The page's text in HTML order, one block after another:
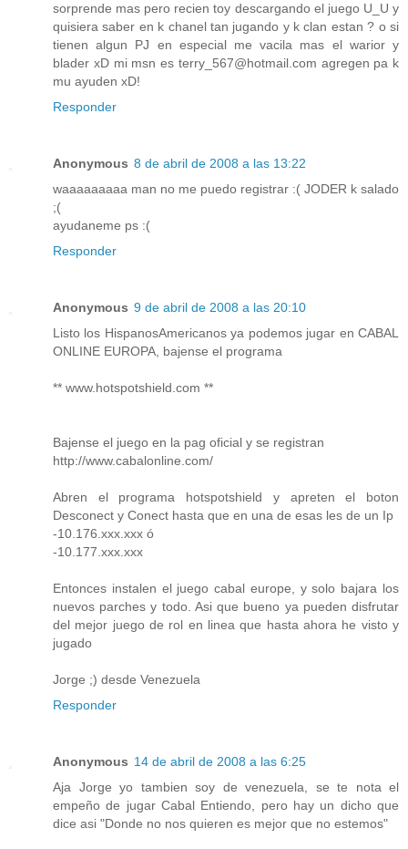
sorprende mas pero recien toy descargando el juego U_U y
quisiera saber en k chanel tan jugando y k clan estan ? o si
tienen algun PJ en especial me vacila mas el warior y
blader xD mi msn es terry_567@hotmail.com agregen pa k
mu ayuden xD!
Responder
Anonymous 8 de abril de 2008 a las 13:22
waaaaaaaaa man no me puedo registrar :( JODER k salado
;(
ayudaneme ps :(
Responder
Anonymous 9 de abril de 2008 a las 20:10
Listo los HispanosAmericanos ya podemos jugar en CABAL
ONLINE EUROPA, bajense el programa
** www.hotspotshield.com **
Bajense el juego en la pag oficial y se registran
http://www.cabalonline.com/
Abren el programa hotspotshield y apreten el boton
Desconect y Conect hasta que en una de esas les de un Ip
-10.176.xxx.xxx ó
-10.177.xxx.xxx
Entonces instalen el juego cabal europe, y solo bajara los
nuevos parches y todo. Asi que bueno ya pueden disfrutar
del mejor juego de rol en linea que hasta ahora he visto y
jugado
Jorge ;) desde Venezuela
Responder
Anonymous 14 de abril de 2008 a las 6:25
Aja Jorge yo tambien soy de venezuela, se te nota el
empeño de jugar Cabal Entiendo, pero hay un dicho que
dice asi "Donde no nos quieren es mejor que no estemos"